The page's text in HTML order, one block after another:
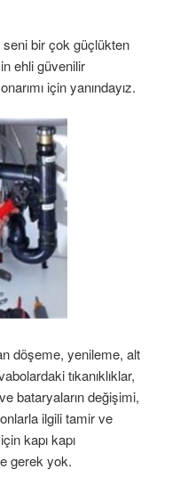
seni bir çok güçlükten
ehli güvenilir
için yanındayız.
döşeme, yenileme, alt
tıkanıklıklar,
bataryaların değişimi,
ilgili tamir ve
kapı kapı
gerek yok.